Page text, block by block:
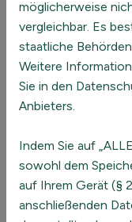
Wir begeben
unseres GWÖ-
möglicherweise
vergleichbar. Es
staatliche
Weitere
Sie in den
Anbieters.
Indem Sie auf
sowohl dem
auf Ihrem Gerät (§
anschließenden